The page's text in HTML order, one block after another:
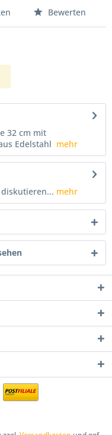
Bewerten
32 cm mit
Edelstahl mehr
mehr